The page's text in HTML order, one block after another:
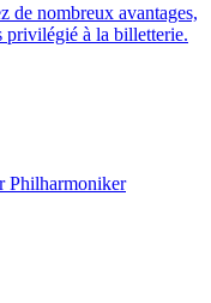
de nombreux avantages,
privilégié à la billetterie.
Philharmoniker